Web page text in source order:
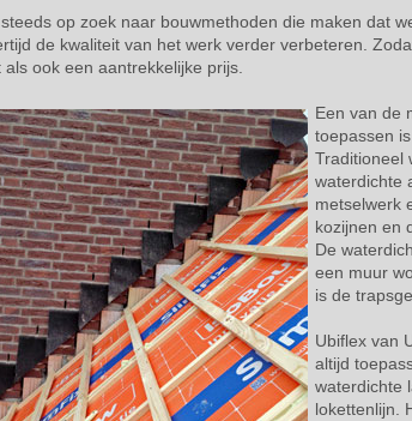
op zoek naar bouwmethoden die maken dat
de kwaliteit van het werk verder verbeteren.
als ook een aantrekkelijke prijs.
Een van de
toepassen
Traditioneel
waterdichte
metselwerk
kozijnen en
De
een muur
is de
Ubiflex van
altijd
waterdichte
lokettenlijn.